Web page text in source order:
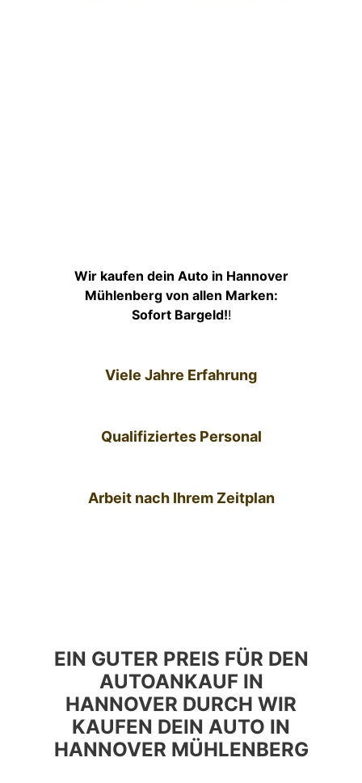
Wir kaufen dein Auto in Hannover
Mühlenberg von allen Marken:
Sofort Bargeld!!
Viele Jahre Erfahrung
Qualifiziertes Personal
Arbeit nach Ihrem Zeitplan
EIN GUTER PREIS FÜR DEN
AUTOANKAUF IN
HANNOVER DURCH WIR
KAUFEN DEIN AUTO IN
HANNOVER MÜHLENBERG